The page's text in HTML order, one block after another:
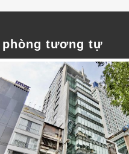
phòng tương tự